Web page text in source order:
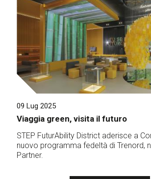
09 Lug 2025
Viaggia green, visita il futuro
STEP FuturAbility District aderisce a
nuovo programma fedeltà di Trenord,
Partner.